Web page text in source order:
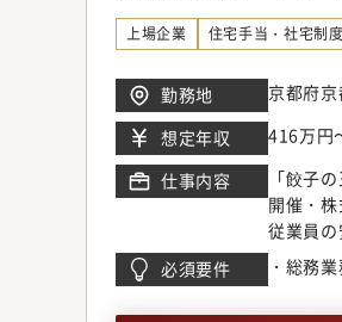
上場企業 住宅手当・社宅制
勤務地
京都府
想定年収
仕事内容
「餃子
開催・
従業員
の管理
保険対
す。・
必須要件 ・総務